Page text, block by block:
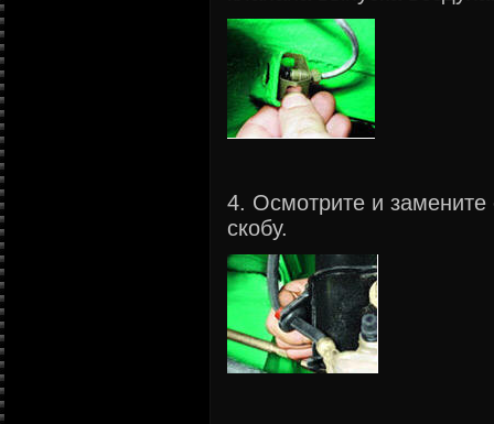
4. Осмотрите и
скобу.